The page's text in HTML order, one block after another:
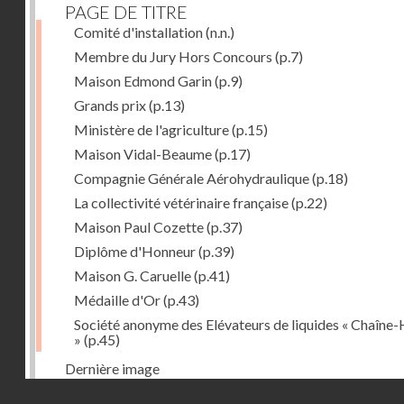
PAGE DE TITRE
Comité d'installation(n.n.)
Membre du Jury Hors Concours (p.7)
Maison Edmond Garin(p.9)
Grands prix(p.13)
Ministère de l'agriculture(p.15)
Maison Vidal-Beaume(p.17)
Compagnie Générale Aérohydraulique(p.18)
La collectivité vétérinaire française(p.22)
Maison Paul Cozette(p.37)
Diplôme d'Honneur(p.39)
Maison G. Caruelle(p.41)
Médaille d'Or(p.43)
Société anonyme des Elévateurs de liquides «
» (p.45)
Dernière image